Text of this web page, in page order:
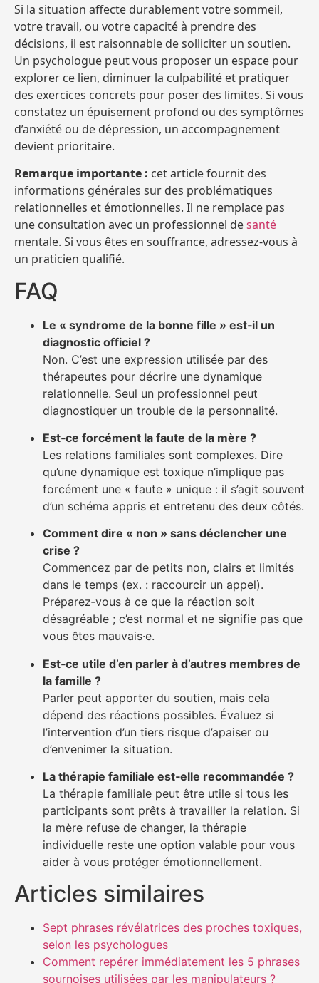
Si la situation affecte durablement votre sommeil,
votre travail, ou votre capacité à prendre des
décisions, il est raisonnable de solliciter un soutien.
Un psychologue peut vous proposer un espace pour
explorer ce lien, diminuer la culpabilité et pratiquer
des exercices concrets pour poser des limites. Si vous
constatez un épuisement profond ou des symptômes
d’anxiété ou de dépression, un accompagnement
devient prioritaire.
Remarque importante : cet article fournit des
informations générales sur des problématiques
relationnelles et émotionnelles. Il ne remplace pas
une consultation avec un professionnel desanté
mentale. Si vous êtes en souffrance, adres­sez‑vous à
un praticien qualifié.
FAQ
Le « syndrome de la bonne fille » est‑il un
diagnostic officiel ?
Non. C’est une expression utilisée par des
thérapeutes pour décrire une dynamique
relationnelle. Seul un professionnel peut
diagnostiquer un trouble de la personnalité.
Est‑ce forcément la faute de la mère ?
Les relations familiales sont complexes. Dire
qu’une dynamique est toxique n’implique pas
forcément une « faute » unique : il s’agit souvent
d’un schéma appris et entretenu des deux côtés.
Comment dire « non » sans déclencher une
crise ?
Commencez par de petits non, clairs et limités
dans le temps (ex. : raccourcir un appel).
Préparez‑vous à ce que la réaction soit
désagréable ; c’est normal et ne signifie pas que
vous êtes mauvais·e.
Est‑ce utile d’en parler à d’autres membres de
la famille ?
Parler peut apporter du soutien, mais cela
dépend des réactions possibles. Évaluez si
l’intervention d’un tiers risque d’apaiser ou
d’envenimer la situation.
La thérapie familiale est‑elle recommandée ?
La thérapie familiale peut être utile si tous les
participants sont prêts à travailler la relation. Si
la mère refuse de changer, la thérapie
individuelle reste une option valable pour vous
aider à vous protéger émotionnellement.
Articles similaires
Sept phrases révélatrices des proches toxiques,
selon les psychologues
Comment repérer immédiatement les 5 phrases
sournoises utilisées par les manipulateurs ?